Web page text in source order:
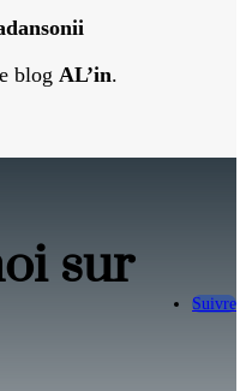
blog AL’in.
sur
Suivre